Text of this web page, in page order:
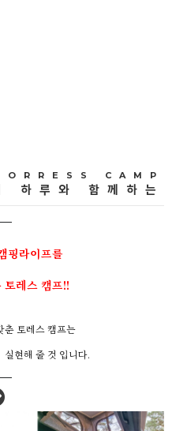
CAMP
하루와 함께하는
핑라이프를
토레스 캠프!!
춘 토레스 캠프는
현해 줄 것 입니다.